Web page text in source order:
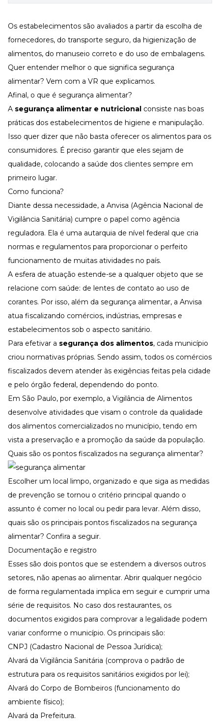
Lives
Newsletters
Os estabelecimentos são avaliados a partir da escolha de
fornecedores, do transporte seguro, da higienização de
alimentos, do manuseio correto e do uso de embalagens.
Quer entender melhor o que significa segurança
alimentar? Vem com a VR que explicamos.
Afinal, o que é segurança alimentar?
A segurança alimentar e nutricional consiste nas boas
práticas dos estabelecimentos de higiene e manipulação.
Isso quer dizer que não basta oferecer os alimentos para os
consumidores. É preciso garantir que eles sejam de
qualidade, colocando a saúde dos clientes sempre em
primeiro lugar.
Como funciona?
Diante dessa necessidade, a Anvisa (Agência Nacional de
Vigilância Sanitária) cumpre o papel como agência
reguladora. Ela é uma autarquia de nível federal que cria
normas e regulamentos para proporcionar o perfeito
funcionamento de muitas atividades no país.
A esfera de atuação estende-se a qualquer objeto que se
relacione com saúde: de lentes de contato ao uso de
corantes. Por isso, além da segurança alimentar, a Anvisa
atua fiscalizando comércios, indústrias, empresas e
estabelecimentos sob o aspecto sanitário.
Para efetivar a segurança dos alimentos, cada município
criou normativas próprias. Sendo assim, todos os comércios
fiscalizados devem atender às exigências feitas pela cidade
e pelo órgão federal, dependendo do ponto.
Em São Paulo, por exemplo, a Vigilância de Alimentos
desenvolve atividades que visam o controle da qualidade
dos alimentos comercializados no município, tendo em
vista a preservação e a promoção da saúde da população.
Quais são os pontos fiscalizados na segurança alimentar?
Escolher um local limpo, organizado e que siga as medidas
de prevenção se tornou o critério principal quando o
assunto é comer no local ou pedir para levar. Além disso,
quais são os principais pontos fiscalizados na segurança
alimentar? Confira a seguir.
Documentação e registro
Esses são dois pontos que se estendem a diversos outros
setores, não apenas ao alimentar. Abrir qualquer negócio
de forma regulamentada implica em seguir e cumprir uma
série de requisitos. No caso dos restaurantes, os
documentos exigidos para comprovar a legalidade podem
variar conforme o município. Os principais são:
CNPJ (Cadastro Nacional de Pessoa Jurídica);
Alvará da Vigilância Sanitária (comprova o padrão de
estrutura para os requisitos sanitários exigidos por lei);
Alvará do Corpo de Bombeiros (funcionamento do
ambiente físico);
Alvará da Prefeitura.